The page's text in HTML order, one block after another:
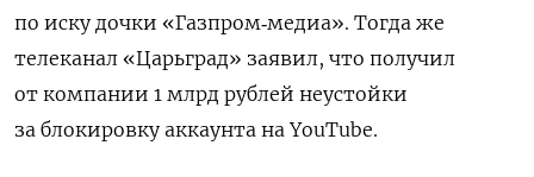
по иску дочки «Газпром‑медиа». Тогда же
телеканал «Царьград» заявил, что получил
от компании 1 млрд рублей неустойки
за блокировку аккаунта на YouTube.